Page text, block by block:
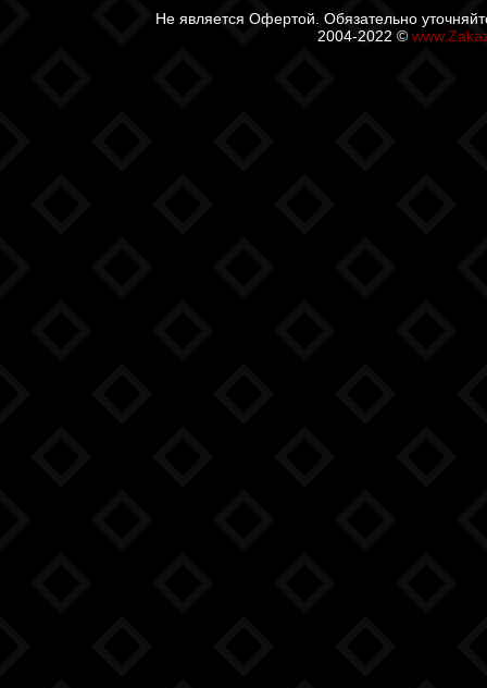
Не является Офертой. Обязательно
2004-2022 ©